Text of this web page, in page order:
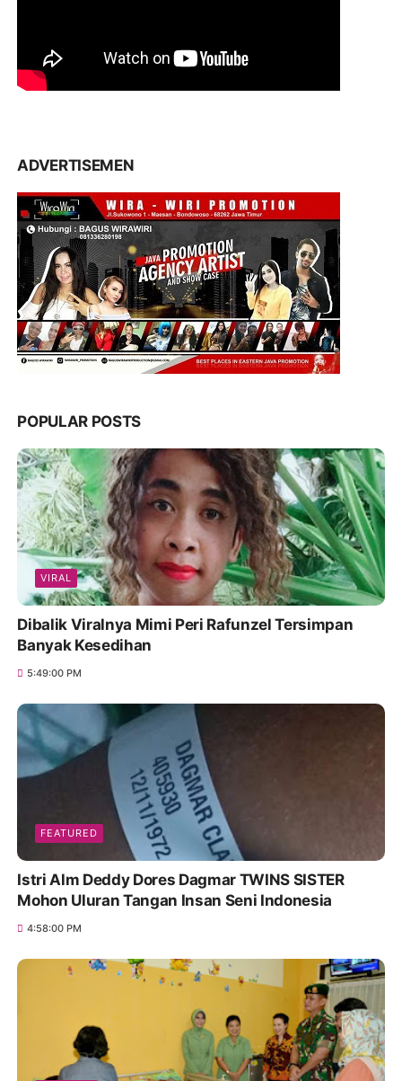
ADVERTISEMEN
POPULAR POSTS
VIRAL
Dibalik Viralnya Mimi Peri Rafunzel Tersimpan
Banyak Kesedihan
5:49:00 PM
FEATURED
Istri Alm Deddy Dores Dagmar TWINS SISTER
Mohon Uluran Tangan Insan Seni Indonesia
4:58:00 PM